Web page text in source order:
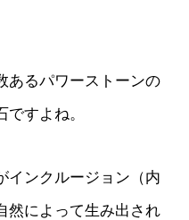
あるパワーストーンの
すよね。
インクルージョン（内
然によって生み出され